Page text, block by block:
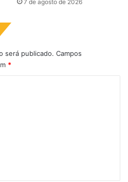
7 de agosto de 2026
será publicado. Campos
*